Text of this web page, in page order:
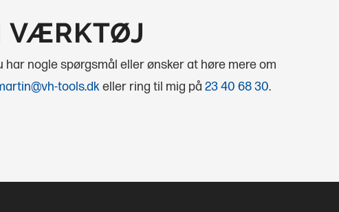
VÆRKTØJ
nogle spørgsmål eller ønsker at høre mere om
tools.dkeller ring til mig på 23 40 68 30.